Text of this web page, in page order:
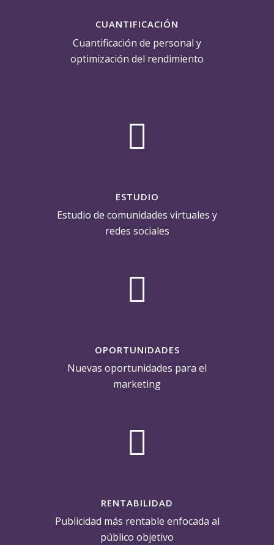
CUANTIFICACIÓN
Cuantificación de personal y
optimización del rendimiento
ESTUDIO
Estudio de comunidades virtuales y
redes sociales
OPORTUNIDADES
Nuevas oportunidades para el
marketing
RENTABILIDAD
Publicidad más rentable enfocada al
público objetivo